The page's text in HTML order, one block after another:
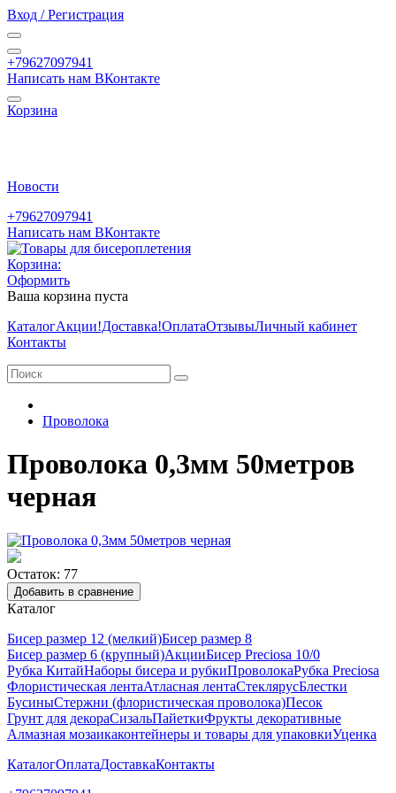
Вход / Регистрация
+79627097941
Написать нам ВКонтакте
Корзина
Новости
+79627097941
Написать нам ВКонтакте
Корзина:
Оформить
Ваша корзина пуста
КаталогАкции!Доставка!ОплатаОтзывыЛичный кабинет
Контакты
Проволока
Проволока 0,3мм 50метров
черная
Остаток: 77
Добавить в сравнение
Каталог
Бисер размер 12 (мелкий)Бисер размер 8
Бисер размер 6 (крупный)АкцииБисер Preciosa 10/0
Рубка КитайНаборы бисера и рубкиПроволокаРубка Preciosa
Флористическая лентаАтласная лентаСтеклярусБлестки
БусиныСтержни (флористическая проволока)Песок
Грунт для декораСизальПайеткиФрукты декоративные
Алмазная мозаикаконтейнеры и товары для упаковкиУценка
КаталогОплатаДоставкаКонтакты